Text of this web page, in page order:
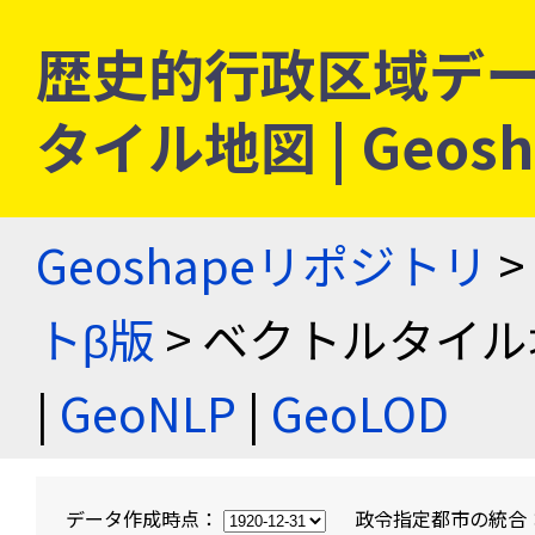
歴史的行政区域デ
タイル地図 |
Geoshapeリポジトリ >
トβ版 > ベクトルタイ
| GeoNLP | GeoLOD
データ作成時点： 政令指定都市の統